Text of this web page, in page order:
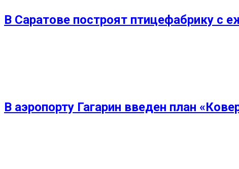
В Саратове построят птицефабрику с
В аэропорту Гагарин введен план